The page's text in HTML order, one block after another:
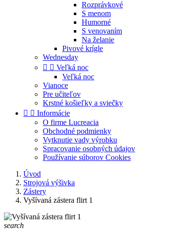
Rozprávkové
S menom
Humorné
S venovaním
Na želanie
Pivové krígle
Wednesday
  Veľká noc
Veľká noc
Vianoce
Pre učiteľov
Krstné košieľky a sviečky
  Informácie
O firme Lucreacia
Obchodné podmienky
Vytknutie vady výrobku
Spracovanie osobných údajov
Používanie súborov Cookies
Úvod
Strojová výšivka
Zástery
Vyšívaná zástera flirt 1
search